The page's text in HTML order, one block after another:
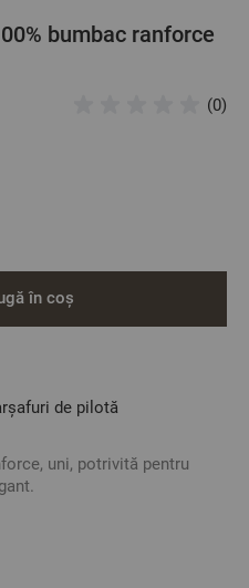
bumbac ranforce
(0)
de pilotă
uni, potrivită pentru
cu capse.
datorită calității bumbacului
în coș